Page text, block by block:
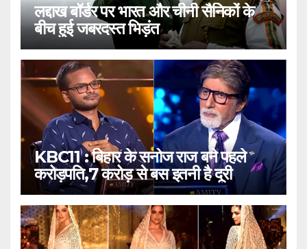
लद्दाख बॉर्डर पर भारत और चीनी सैनिकों के
बीच हुई जबरदस्त भिड़ंत
KBC11 : बिहार के सनोज राज बने पहले
करोड़पति,7 करोड़ से बस इतनी है दूरी